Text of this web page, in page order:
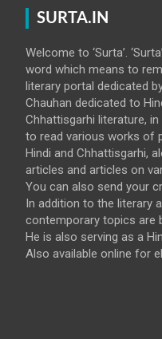
SURTA.IN
Welcome to ‘Surta’.
word which means to
literary portal dedicated
Chauhan dedicated to
Chhattisgarhi literature,
to read various works of
Hindi and Chhattisgarhi,
articles and articles on
You can also send your
In addition to the literary
contemporary topics are
He is also serving as a
Also available online for